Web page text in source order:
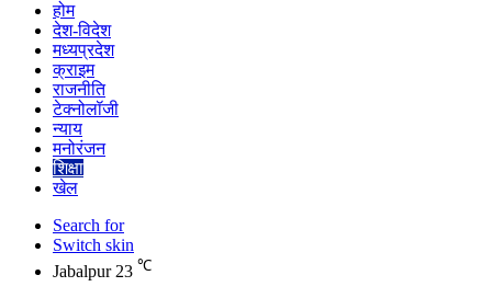
होम
देश-विदेश
मध्यप्रदेश
क्राइम
राजनीति
टेक्नोलॉजी
न्याय
मनोरंजन
शिक्षा
खेल
Search for
Switch skin
Jabalpur 23 ℃